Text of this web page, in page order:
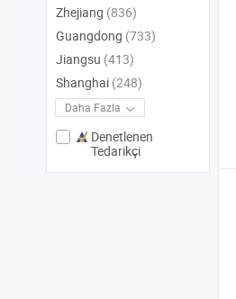
Zhejiang (836)
Guangdong (733)
Jiangsu (413)
Shanghai (248)
Daha Fazla
Denetlenen
Tedarikçi